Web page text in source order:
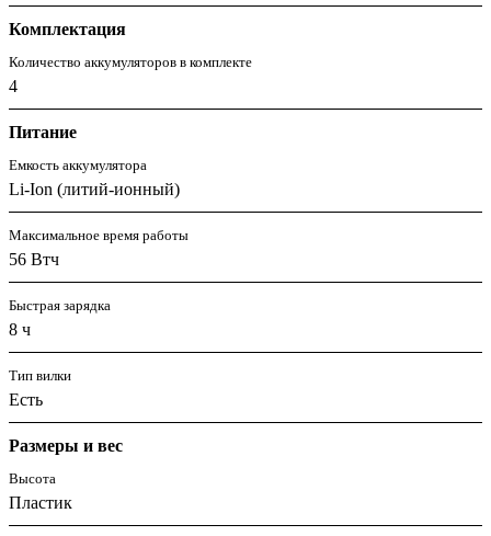
Комплектация
Количество аккумуляторов в комплекте
4
Питание
Емкость аккумулятора
Li-Ion (литий-ионный)
Максимальное время работы
56 Втч
Быстрая зарядка
8 ч
Тип вилки
Есть
Размеры и вес
Высота
Пластик